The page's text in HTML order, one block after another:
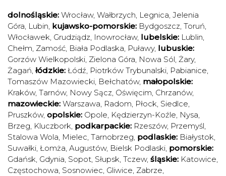
dolnośląskie: Wrocław, Wałbrzych, Legnica, Jelenia
Góra, Lubin, kujawsko-pomorskie: Bydgoszcz, Toruń,
Włocławek, Grudziądz, Inowrocław, lubelskie: Lublin,
Chełm, Zamość, Biała Podlaska, Puławy, lubuskie:
Gorzów Wielkopolski, Zielona Góra, Nowa Sól, Żary,
Żagań, łódzkie: Łódź, Piotrków Trybunalski, Pabianice,
Tomaszów Mazowiecki, Bełchatów, małopolskie:
Kraków, Tarnów, Nowy Sącz, Oświęcim, Chrzanów,
mazowieckie: Warszawa, Radom, Płock, Siedlce,
Pruszków, opolskie: Opole, Kędzierzyn-Koźle, Nysa,
Brzeg, Kluczbork, podkarpackie: Rzeszów, Przemyśl,
Stalowa Wola, Mielec, Tarnobrzeg, podlaskie: Białystok,
Suwałki, Łomża, Augustów, Bielsk Podlaski, pomorskie:
Gdańsk, Gdynia, Sopot, Słupsk, Tczew, śląskie: Katowice,
Częstochowa, Sosnowiec, Gliwice, Zabrze,